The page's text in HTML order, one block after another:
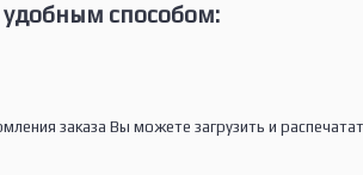
способом:
заказа Вы можете загрузить и